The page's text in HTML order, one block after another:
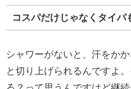
コスパだけじゃなくタイパ
シャワーがないと、汗をか
と切り上げられるんですよ